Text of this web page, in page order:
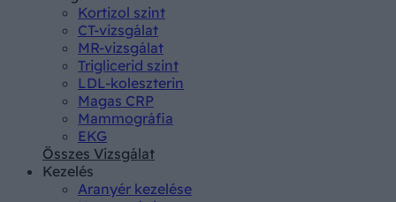
Kortizol szint
CT-vizsgálat
MR-vizsgálat
Triglicerid szint
LDL-koleszterin
Magas CRP
Mammográfia
EKG
Összes Vizsgálat
Kezelés
Aranyér kezelése